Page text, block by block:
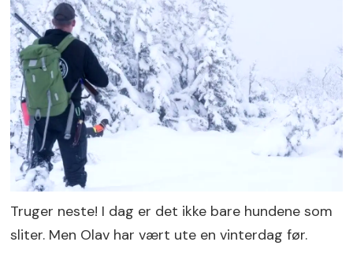
Truger neste! I dag er det ikke bare hundene som
sliter. Men Olav har vært ute en vinterdag før.